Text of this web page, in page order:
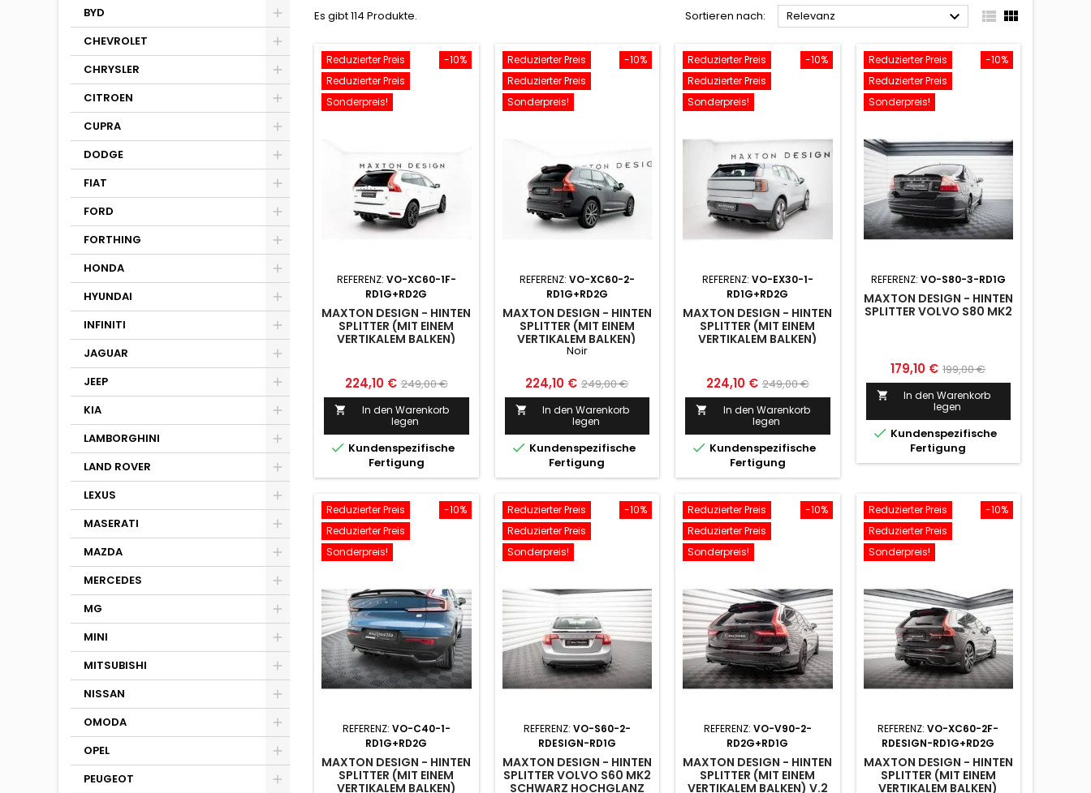
BYD
CHEVROLET
CHRYSLER
CITROEN
CUPRA
DODGE
FIAT
FORD
FORTHING
HONDA
HYUNDAI
INFINITI
JAGUAR
JEEP
KIA
LAMBORGHINI
LAND ROVER
LEXUS
MASERATI
MAZDA
MERCEDES
MG
MINI
MITSUBISHI
NISSAN
OMODA
OPEL
PEUGEOT
Es gibt 114 Produkte. Sortieren nach: Relevanz   
-10%
Reduzierter Preis
Reduzierter Preis
Sonderpreis!
REFERENZ: VO-XC60-1F-
RD1G+RD2G
MAXTON DESIGN - HINTEN
SPLITTER (MIT EINEM
VERTIKALEM BALKEN)
Preis
224,10 € Normaler
Preis
249,00 €

In den Warenkorb
legen
 Kundenspezifische
Fertigung
-10%
Reduzierter Preis
Reduzierter Preis
Sonderpreis!
REFERENZ: VO-XC60-2-
RD1G+RD2G
MAXTON DESIGN - HINTEN
SPLITTER (MIT EINEM
VERTIKALEM BALKEN)
VOLVO XC60 MK2
Noir
Preis
224,10 € Normaler
Preis
249,00 €

In den Warenkorb
legen
 Kundenspezifische
Fertigung
-10%
Reduzierter Preis
Reduzierter Preis
Sonderpreis!
REFERENZ: VO-EX30-1-
RD1G+RD2G
MAXTON DESIGN - HINTEN
SPLITTER (MIT EINEM
VERTIKALEM BALKEN)
Preis
224,10 € Normaler
Preis
249,00 €

In den Warenkorb
legen
 Kundenspezifische
Fertigung
-10%
Reduzierter Preis
Reduzierter Preis
Sonderpreis!
REFERENZ: VO-S80-3-RD1G
MAXTON DESIGN - HINTEN
SPLITTER VOLVO S80 MK2
Preis
179,10 € Normaler
Preis
199,00 €

In den Warenkorb
legen
 Kundenspezifische
Fertigung
-10%
Reduzierter Preis
Reduzierter Preis
Sonderpreis!
REFERENZ: VO-C40-1-
RD1G+RD2G
MAXTON DESIGN - HINTEN
SPLITTER (MIT EINEM
VERTIKALEM BALKEN)
-10%
Reduzierter Preis
Reduzierter Preis
Sonderpreis!
REFERENZ: VO-S60-2-
RDESIGN-RD1G
MAXTON DESIGN - HINTEN
SPLITTER VOLVO S60 MK2
SCHWARZ HOCHGLANZ
-10%
Reduzierter Preis
Reduzierter Preis
Sonderpreis!
REFERENZ: VO-V90-2-
RD2G+RD1G
MAXTON DESIGN - HINTEN
SPLITTER (MIT EINEM
VERTIKALEM BALKEN) V.2
-10%
Reduzierter Preis
Reduzierter Preis
Sonderpreis!
REFERENZ:VO-XC60-2F-
RDESIGN-RD1G+RD2G
MAXTON DESIGN - HINTEN
SPLITTER (MIT EINEM
VERTIKALEM BALKEN)